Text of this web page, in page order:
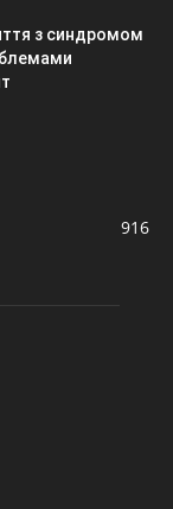
з синдромом
916